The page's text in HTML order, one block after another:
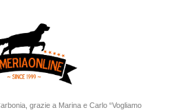
grazie a Marina e Carlo “Vogliamo